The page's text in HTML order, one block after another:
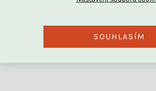
SOUHLASÍM
s
podmínkami ochrany osobních